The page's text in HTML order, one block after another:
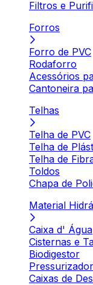
Filtros e
Forros
Forro de PVC
Rodaforro
Acessórios
Cantoneira
Telhas
Telha de PVC
Telha de
Telha de
Toldos
Chapa de
Material
Caixa d' Água
Cisternas e
Biodigestor
Caixas de